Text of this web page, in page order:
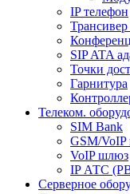
IP телефон
Трансивер
SIP ATA
Точки
Гарнитура
Телеком.
SIM Bank
GSM/
VoIP шлюз
IP АТС
Серверное